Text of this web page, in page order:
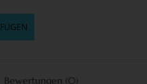
Bewertungen (0)